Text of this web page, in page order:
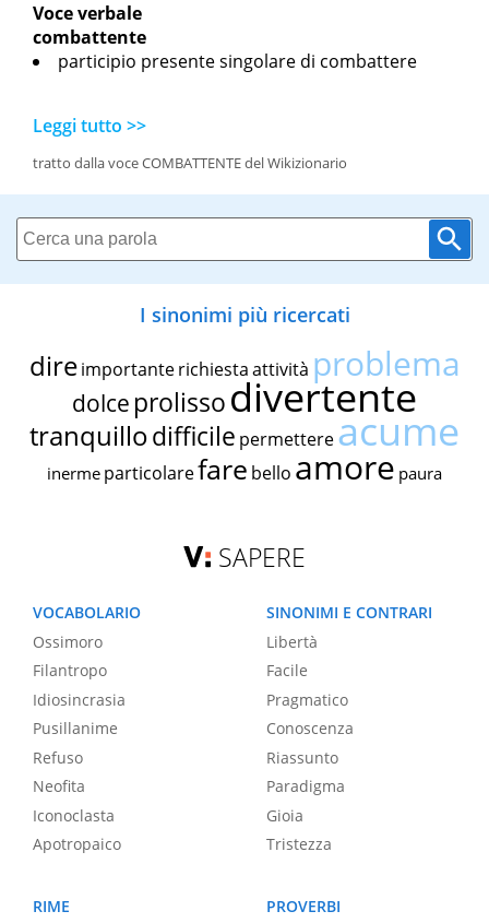
Voce verbale
combattente
participio presente singolare di combattere
Leggi tutto >>
tratto dalla voce COMBATTENTE del Wikizionario
I sinonimi più ricercati
dire importante richiestaattività problema
dolce prolissodivertente
tranquillodifficile permettereacume
inerme particolarefare bello amore paura
SAPERE
VOCABOLARIO
Ossimoro
Filantropo
Idiosincrasia
Pusillanime
Refuso
Neofita
Iconoclasta
Apotropaico
SINONIMI E CONTRARI
Libertà
Facile
Pragmatico
Conoscenza
Riassunto
Paradigma
Gioia
Tristezza
RIME
PROVERBI